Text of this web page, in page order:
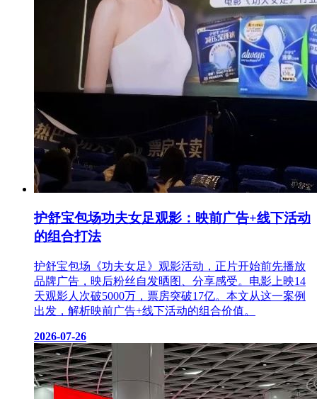
护舒宝包场功夫女足观影：映前广告+线下活动
的组合打法
护舒宝包场《功夫女足》观影活动，正片开始前先播放
品牌广告，映后粉丝自发晒图、分享感受。电影上映14
天观影人次破5000万，票房突破17亿。本文从这一案例
出发，解析映前广告+线下活动的组合价值。
2026-07-26